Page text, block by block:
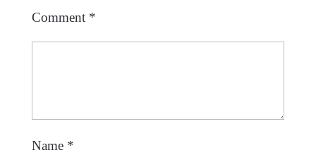
Comment *
Name *